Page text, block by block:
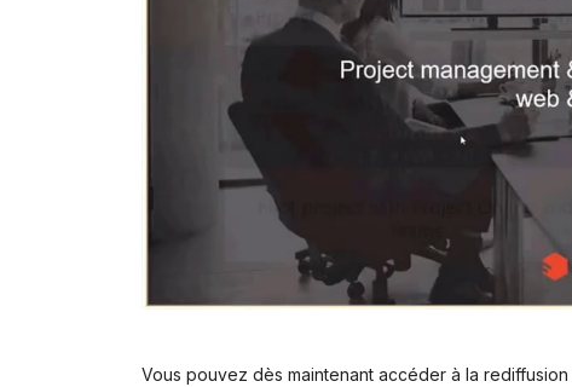
Vous pouvez dès maintenant accéder à la